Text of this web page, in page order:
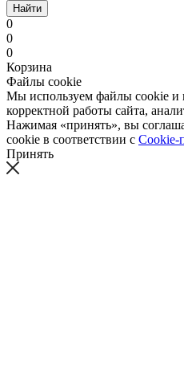
Найти
0
0
0
Корзина
Файлы cookie
Мы используем файлы cookie и
корректной работы сайта,
Нажимая «принять», вы
cookie в соответствии с Cookie-
Принять